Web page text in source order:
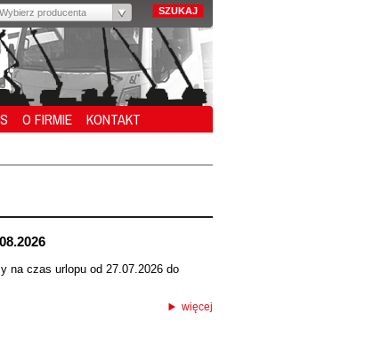
Wybierz producenta
O FIRMIE KONTAKT
na czas urlopu od 27.07.2026 do
więcej